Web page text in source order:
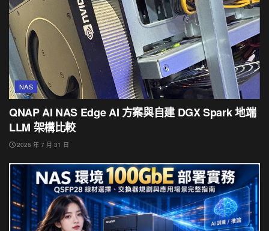
NAS
QNAP AI NAS Edge AI 方案與自建 DGX Spark 地端
LLM 架構比較
2026 年 7 月 31 日